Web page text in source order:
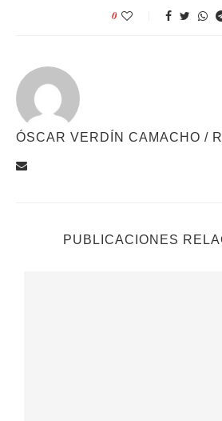
0
ÓSCAR VERDÍN CAMACHO /
PUBLICACIONES